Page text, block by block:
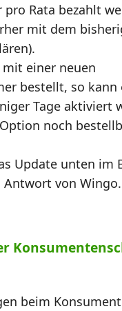
pro Rata bezahlt
mit dem
einer neuen
bestellt, so kann
Tage aktiviert
noch
Update unten im
Antwort von Wingo.
beim